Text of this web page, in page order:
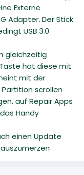
Externe
Adapter. Der Stick
USB 3.0
gleichzeitig
hat diese mit
mit der
scrollen
auf Repair Apps
Handy
einen Update